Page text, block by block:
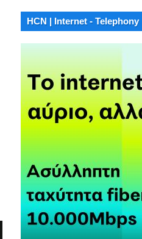
HCN | Internet - Telephony